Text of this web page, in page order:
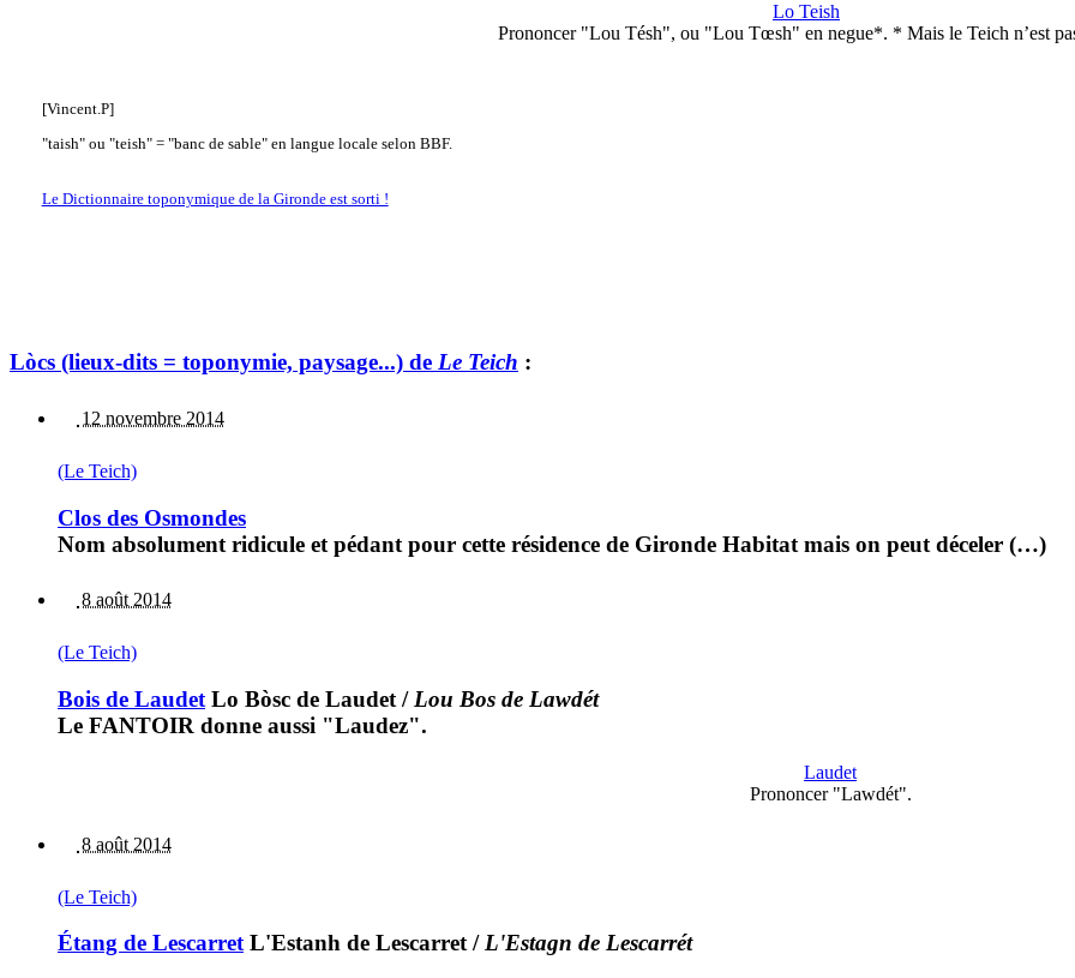
Lo Teish
Prononcer "Lou Tésh", ou "Lou Tœsh" en negue*. * Mais le Teich n’est
[Vincent.P]
"taish" ou "teish" = "banc de sable" en langue locale selon BBF.
Le Dictionnaire toponymique de la Gironde est sorti !
Lòcs (lieux-dits = toponymie, paysage...) de Le Teich :
12 novembre 2014
(Le Teich)
Clos des Osmondes
Nom absolument ridicule et pédant pour cette résidence de Gironde Habitat mais on peut déceler (…)
8 août 2014
(Le Teich)
Bois de Laudet Lo Bòsc de Laudet / Lou Bos de Lawdét
Le FANTOIR donne aussi "Laudez".
Laudet
Prononcer "Lawdét".
8 août 2014
(Le Teich)
Étang de LescarretL'Estanh de Lescarret/L'Estagn de Lescarrét